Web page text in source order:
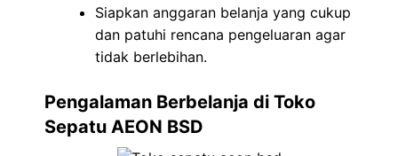
Siapkan anggaran belanja yang cukup
dan patuhi rencana pengeluaran agar
tidak berlebihan.
Pengalaman Berbelanja di Toko
Sepatu AEON BSD